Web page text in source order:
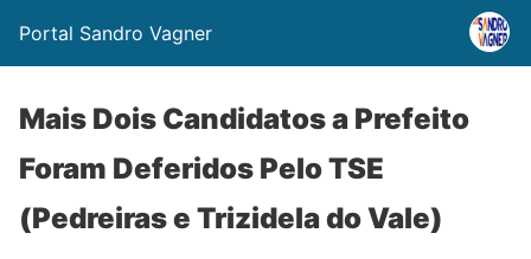
Portal Sandro Vagner
Mais Dois Candidatos a Prefeito
Foram Deferidos Pelo TSE
(Pedreiras e Trizidela do Vale)